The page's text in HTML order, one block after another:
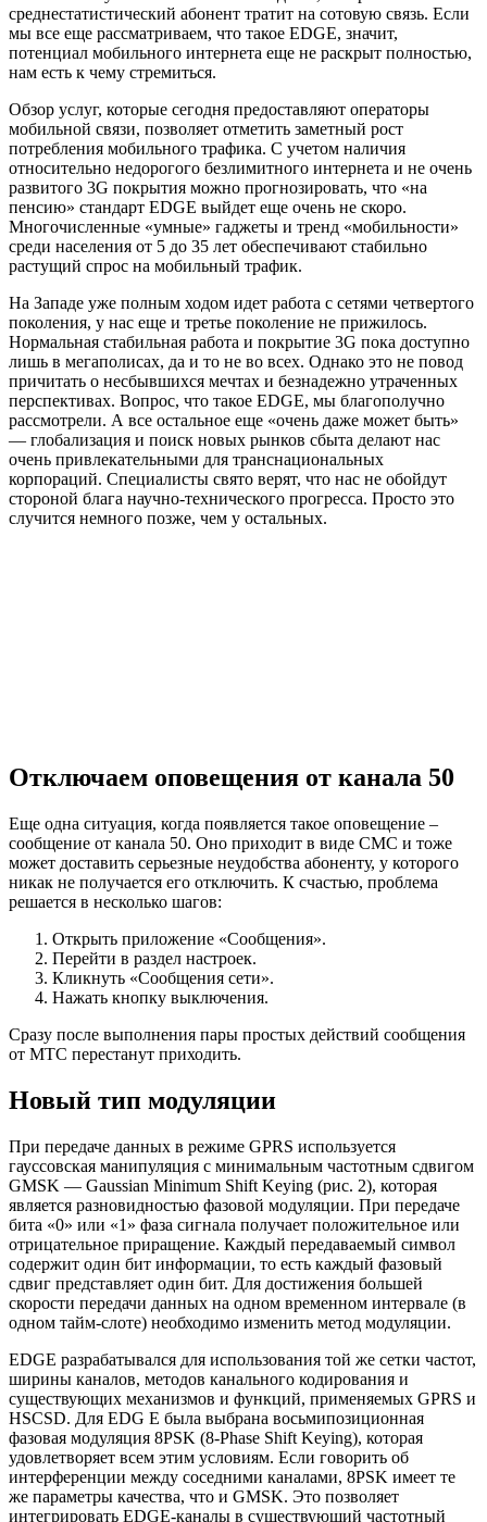
среднестатистический абонент тратит на сотовую связь. Если
мы все еще рассматриваем, что такое EDGE, значит,
потенциал мобильного интернета еще не раскрыт полностью,
нам есть к чему стремиться.
Обзор услуг, которые сегодня предоставляют операторы
мобильной связи, позволяет отметить заметный рост
потребления мобильного трафика. С учетом наличия
относительно недорогого безлимитного интернета и не очень
развитого 3G покрытия можно прогнозировать, что «на
пенсию» стандарт EDGE выйдет еще очень не скоро.
Многочисленные «умные» гаджеты и тренд «мобильности»
среди населения от 5 до 35 лет обеспечивают стабильно
растущий спрос на мобильный трафик.
На Западе уже полным ходом идет работа с сетями четвертого
поколения, у нас еще и третье поколение не прижилось.
Нормальная стабильная работа и покрытие 3G пока доступно
лишь в мегаполисах, да и то не во всех. Однако это не повод
причитать о несбывшихся мечтах и безнадежно утраченных
перспективах. Вопрос, что такое EDGE, мы благополучно
рассмотрели. А все остальное еще «очень даже может быть»
— глобализация и поиск новых рынков сбыта делают нас
очень привлекательными для транснациональных
корпораций. Специалисты свято верят, что нас не обойдут
стороной блага научно-технического прогресса. Просто это
случится немного позже, чем у остальных.
Отключаем оповещения от канала 50
Еще одна ситуация, когда появляется такое оповещение –
сообщение от канала 50. Оно приходит в виде СМС и тоже
может доставить серьезные неудобства абоненту, у которого
никак не получается его отключить. К счастью, проблема
решается в несколько шагов:
Открыть приложение «Сообщения».
Перейти в раздел настроек.
Кликнуть «Сообщения сети».
Нажать кнопку выключения.
Сразу после выполнения пары простых действий сообщения
от МТС перестанут приходить.
Новый тип модуляции
При передаче данных в режиме GPRS используется
гауссовская манипуляция с минимальным частотным сдвигом
GMSK — Gaussian Minimum Shift Keying (рис. 2), которая
является разновидностью фазовой модуляции. При передаче
бита «0» или «1» фаза сигнала получает положительное или
отрицательное приращение. Каждый передаваемый символ
содержит один бит информации, то есть каждый фазовый
сдвиг представляет один бит. Для достижения большей
скорости передачи данных на одном временном интервале (в
одном тайм-слоте) необходимо изменить метод модуляции.
EDGE разрабатывался для использования той же сетки частот,
ширины каналов, методов канального кодирования и
существующих механизмов и функций, применяемых GPRS и
HSCSD. Для EDG E была выбрана восьмипозиционная
фазовая модуляция 8PSK (8-Phase Shift Keying), которая
удовлетворяет всем этим условиям. Если говорить об
интерференции между соседними каналами, 8PSK имеет те
же параметры качества, что и GMSK. Это позволяет
интегрировать EDGE-каналы в существующий частотный